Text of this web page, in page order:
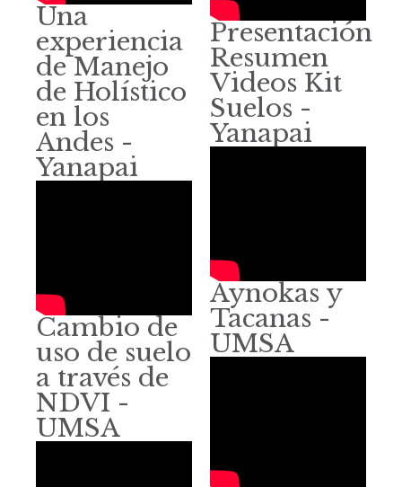
Una
experiencia
de Manejo
de Holístico
en los
Andes -
Yanapai
Cambio de
uso de suelo
a través de
NDVI -
UMSA
Presentación
Resumen
Videos Kit
Suelos -
Yanapai
Aynokas y
Tacanas -
UMSA